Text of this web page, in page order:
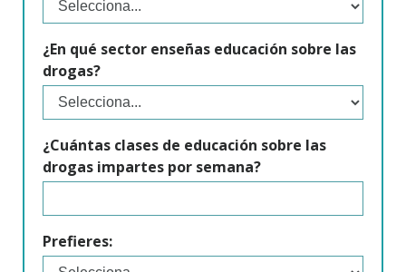
¿En qué sector enseñas educación sobre las
drogas?
¿Cuántas clases de educación sobre las
drogas impartes por semana?
Prefieres: